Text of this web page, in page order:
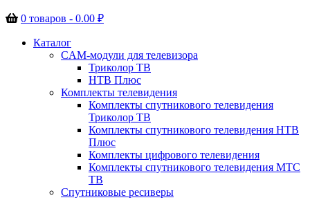
0 товаров - 0.00 ₽
Каталог
CAM-модули для телевизора
Триколор ТВ
НТВ Плюс
Комплекты телевидения
Комплекты спутникового телевидения
Триколор ТВ
Комплекты спутникового телевидения НТВ
Плюс
Комплекты цифрового телевидения
Комплекты спутникового телевидения МТС
ТВ
Спутниковые ресиверы